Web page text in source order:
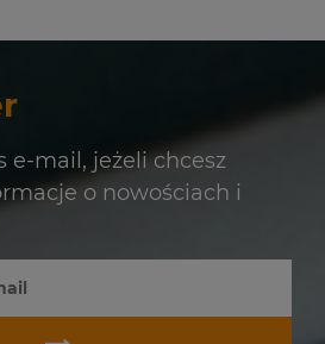
e-mail, jeżeli chcesz
o nowościach i